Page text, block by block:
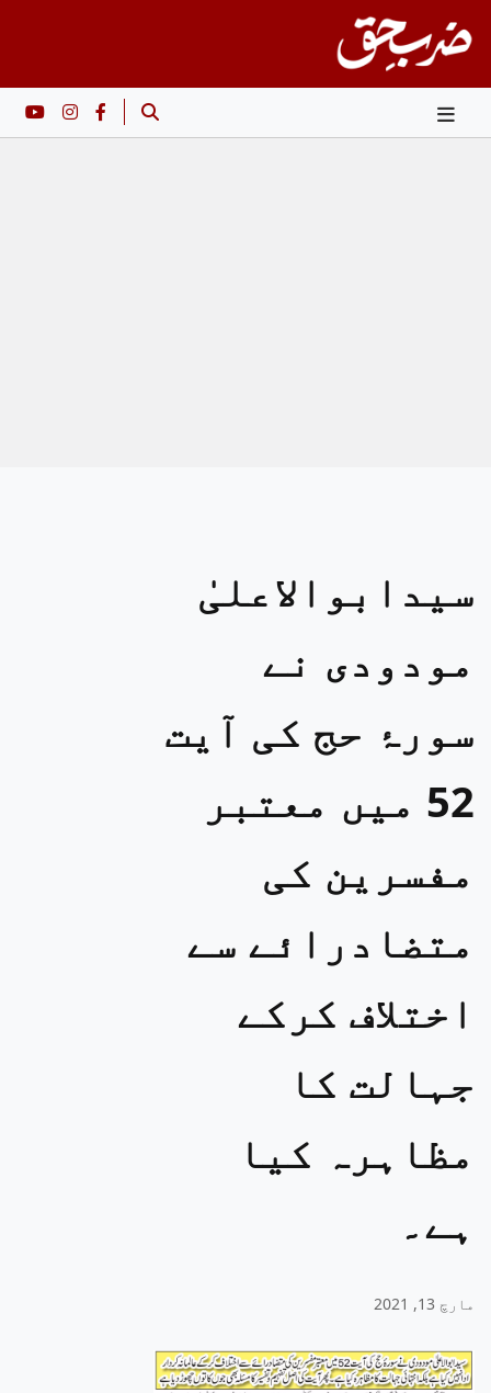
content
سیدابوالاعلیٰ
مودودی نے
سورۂ حج کی آیت
52 میں معتبر
مفسرین کی
متضادرائے سے
اختلاف کرکے
جہالت کا
مظاہرہ کیا
ہے۔
مارچ 13, 2021